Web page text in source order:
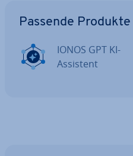
Passende Produkte
IONOS GPT KI-
Assistent